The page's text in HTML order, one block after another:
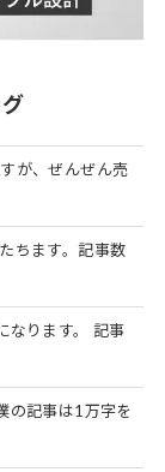
が、ぜんぜん売
ちます。記事数
なります。 記事
の記事は1万字を